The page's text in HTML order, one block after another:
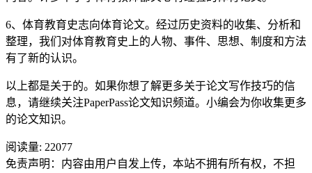
6、体育教育史志向体育论文。经过历史资料的收集、分析和
整理，我们对体育教育史上的人物、事件、思想、制度和方法
有了新的认识。
以上都是关于的。如果你想了解更多关于论文写作技巧的信
息，请继续关注PaperPass论文知识频道。小编会为你收集更多
的论文知识。
阅读量: 22077
免责声明：内容由用户自发上传，本站不拥有所有权，不担